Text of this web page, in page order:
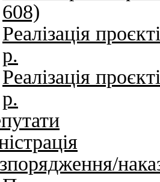
608)
Реалізація
р.
Реалізація
р.